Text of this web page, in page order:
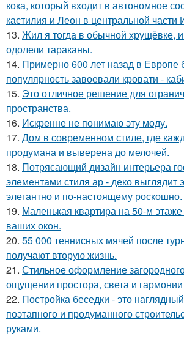
кока, который входит в автономное
кастилия и Леон в центральной части
13. Жил я тогда в обычной хрущёвке, и
одолели тараканы.
14. Примерно 600 лет назад в
популярность завоевали кровати -
15. Это отличное решение для
пространства.
16. Искренне не понимаю эту моду.
17. Дом в современном стиле, где
продумана и выверена до мелочей.
18. Потрясающий дизайн интерьера
элементами стиля ар - деко выглядит
элегантно и по-настоящему роскошно.
19. Маленькая квартира на 50-м
ваших окон.
20. 55 000 теннисных мячей после
получают вторую жизнь.
21. Стильное оформление
ощущении простора, света и
22. Постройка беседки - это
поэтапного и продуманного
руками.